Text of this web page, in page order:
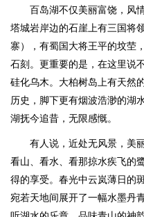
百岛湖不仅美丽富饶，风
塔城岩岸边的石崖上有三国将
寨），有蜀国大将王平的坟茔
石刻。更重要的是，在这里说
硅化乌木。大柏树岛上有天然
历史，脚下更有烟波浩渺的湖
湖抚今追昔，无限感慨。
有人说，近处无风景，美
看山、看水、看那掠水疾飞的
得的享受。春光中云岚薄日的
宛若天地间展开了一幅水墨丹